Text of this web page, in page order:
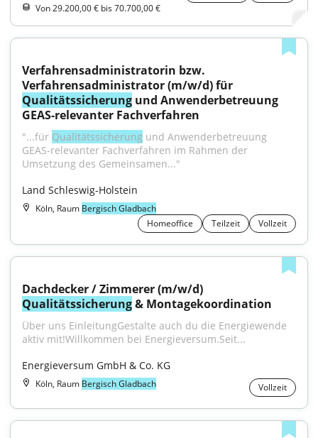
Von 29.200,00 € bis 70.700,00 €
Verfahrensadministratorin bzw.
Qualitätssicherung und Anwenderbetreuung
GEAS-relevanter Fachverfahren
"...für Qualitätssicherung und Anwenderbetreuung
GEAS-relevanter Fachverfahren im Rahmen der
Umsetzung des Gemeinsamen..."
Land Schleswig-Holstein
Köln, Raum Bergisch Gladbach
Homeoffice
Teilzeit Vollzeit
Qualitätssicherung & Montagekoordination
Über uns EinleitungGestalte auch du die Energiewende
aktiv mit!Willkommen bei Energieversum.Seit...
Energieversum GmbH & Co. KG
Köln, Raum Bergisch Gladbach Vollzeit